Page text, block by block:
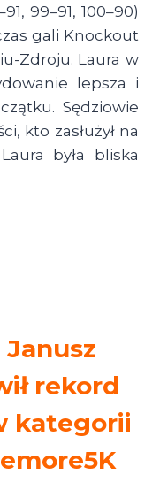
99–91, 100–90)
gali Knockout
Zdroju. Laura w
lepsza i
Sędziowie
kto zasłużył na
była bliska
rekord
kategorii